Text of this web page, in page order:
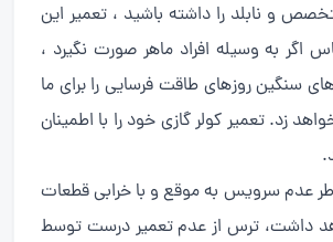
و نابلد را داشته باشید ، تعمیر این
اگر به وسیله افراد ماهر صورت نگیرد ،
سنگین روزهای طاقت فرسایی را برای ما
زد. تعمیر کولر گازی خود را با اطمینان
عدم سرویس به موقع و با خرابی قطعات
داشت، ترس از عدم تعمیر درست توسط